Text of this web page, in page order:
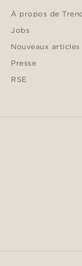
À propos de
Jobs
Nouveaux articles
Presse
RSE